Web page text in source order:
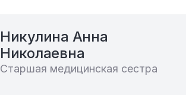
Никулина Анна
Николаевна
Старшая медицинская сестра